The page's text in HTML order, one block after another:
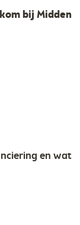
bij Midden
en wat